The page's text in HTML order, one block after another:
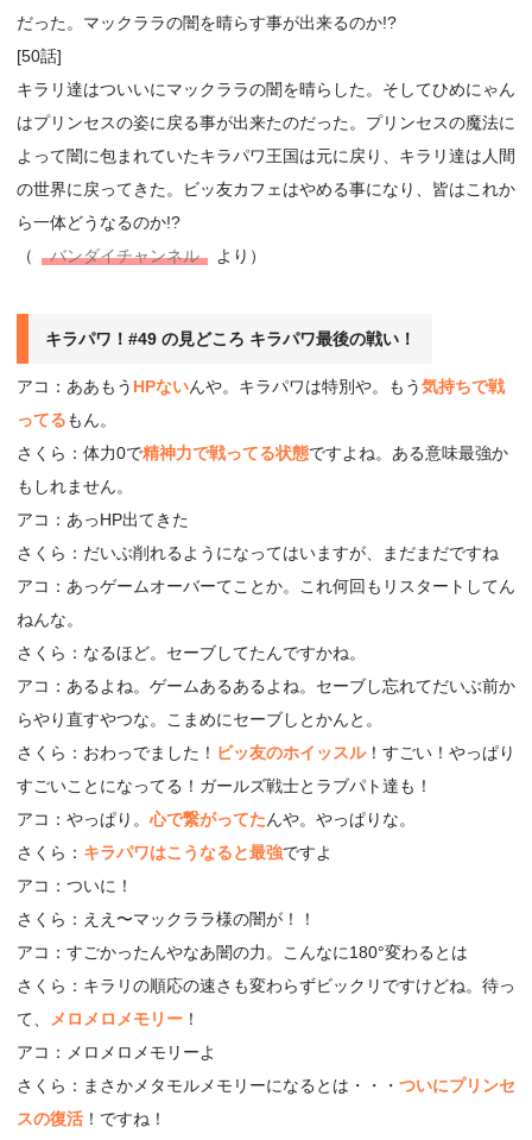
だった。マックララの闇を晴らす事が出来るのか!?
[50話]
キラリ達はついいにマックララの闇を晴らした。そしてひめにゃん
はプリンセスの姿に戻る事が出来たのだった。プリンセスの魔法に
よって闇に包まれていたキラパワ王国は元に戻り、キラリ達は人間
の世界に戻ってきた。ビッ友カフェはやめる事になり、皆はこれか
ら一体どうなるのか!?
（
バンダイチャンネル より）
キラパワ！#49 の見どころ キラパワ最後の戦い！
アコ：ああもう HPないんや。キラパワは特別や。もう気持ちで戦
ってるもん。
さくら：体力0で精神力で戦ってる状態ですよね。ある意味最強か
もしれません。
アコ：あっHP出てきた
さくら：だいぶ削れるようになってはいますが、まだまだですね
アコ：あっゲームオーバーてことか。これ何回もリスタートしてん
ねんな。
さくら：なるほど。セーブしてたんですかね。
アコ：あるよね。ゲームあるあるよね。セーブし忘れてだいぶ前か
らやり直すやつな。こまめにセーブしとかんと。
さくら：おわっでました！ ビッ友のホイッスル！すごい！やっぱり
すごいことになってる！ガールズ戦士とラブパト達も！
アコ：やっぱり。 心で繋がってたんや。やっぱりな。
さくら： キラパワはこうなると最強ですよ
アコ：ついに！
さくら：ええ〜マックララ様の闇が！！
アコ：すごかったんやなあ闇の力。こんなに180°変わるとは
さくら：キラリの順応の速さも変わらずビックリですけどね。待っ
て、
メロメロメモリー ！
アコ：メロメロメモリーよ
さくら：まさかメタモルメモリーになるとは・・・ ついにプリンセ
スの復活 ！ですね！